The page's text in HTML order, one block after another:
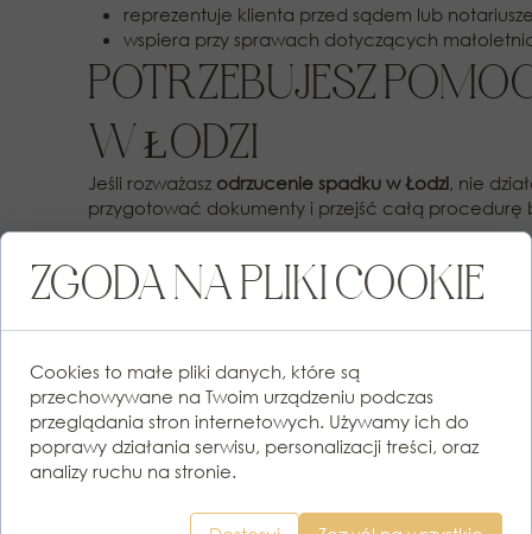
reprezentuje klienta przed sądem lub
wspiera przy sprawach dotyczących
POTRZEBUJESZ
W ŁODZI
Jeśli rozważasz odrzucenie spadku w Łodzi, nie
przygotować dokumenty i przejść całą procedurę
SZUKASZ POMOCY
PRAWNEJ?
ZADZWOŃ LUB NAPISZ!
ZGODA NA PLIKI COOKIE
Cookies to małe pliki danych, które są
przechowywane na Twoim urządzeniu podczas
przeglądania stron internetowych. Używamy ich do
poprawy działania serwisu, personalizacji treści, oraz
analizy ruchu na stronie.